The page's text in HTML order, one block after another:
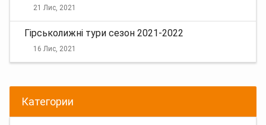
21 Лис, 2021
Гірськолижні тури сезон 2021-2022
16 Лис, 2021
Категории